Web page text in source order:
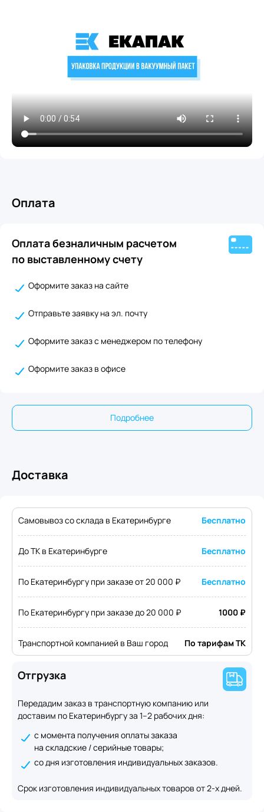
Оплата
Оплата безналичным расчетом
по выставленному счету
Оформите заказ на сайте
Отправьте заявку на эл. почту
Оформите заказ с менеджером по телефону
Оформите заказ в офисе
Подробнее
Доставка
Самовывоз со склада в Екатеринбурге Бесплатно
До ТК в Екатеринбурге Бесплатно
По Екатеринбургу при заказе от 20 000 ₽ Бесплатно
По Екатеринбургу при заказе до 20 000 ₽ 1000 ₽
Транспортной компанией в Ваш город По тарифам ТК
Отгрузка
Передадим заказ в транспортную компанию или
доставим по Екатеринбургу за 1–2 рабочих дня:
с момента получения оплаты заказа
на складские / серийные товары;
со дня изготовления индивидуальных заказов.
Срок изготовления индивидуальных товаров от 2-х дней.